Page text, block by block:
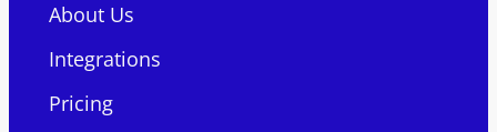
About Us
Integrations
Pricing